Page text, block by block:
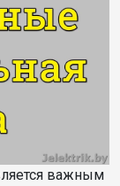
важным